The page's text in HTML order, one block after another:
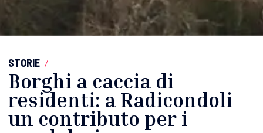
STORIE /
Borghi a caccia di
residenti: a Radicondoli
un contributo per i